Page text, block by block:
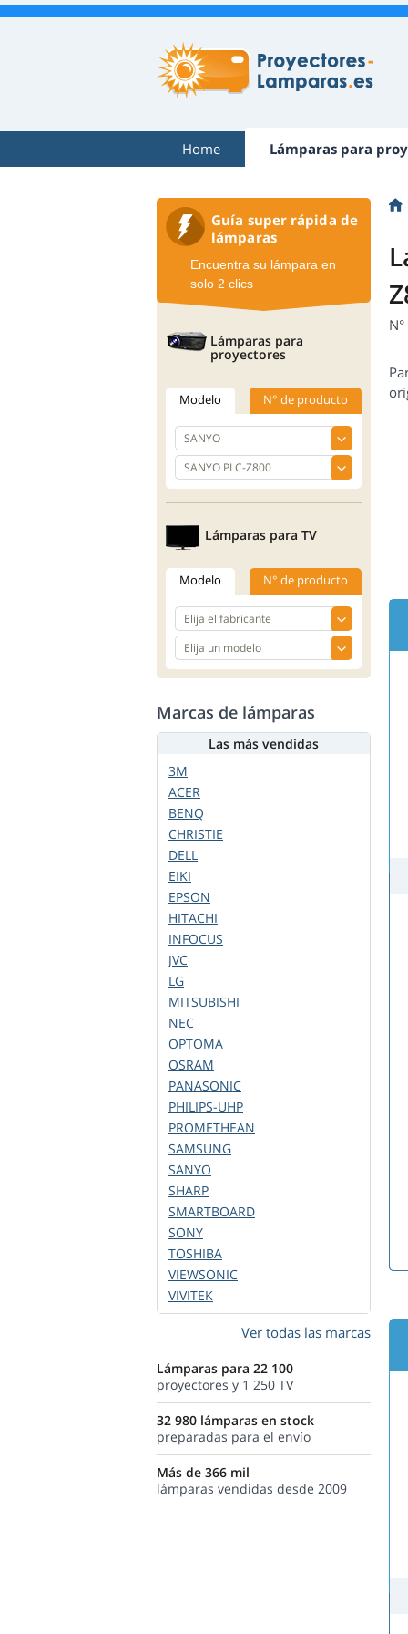
Home Lámparas para
Guía super rápida de
lámparas
Encuentra su lámpara en
solo 2 clics
Lámparas para
proyectores
Modelo N° de producto
Lámparas para TV
Modelo N° de producto
Marcas de lámparas
Las más vendidas
3M
ACER
BENQ
CHRISTIE
DELL
EIKI
EPSON
HITACHI
INFOCUS
JVC
LG
MITSUBISHI
NEC
OPTOMA
OSRAM
PANASONIC
PHILIPS-UHP
PROMETHEAN
SAMSUNG
SANYO
SHARP
SMARTBOARD
SONY
TOSHIBA
VIEWSONIC
VIVITEK
Ver todas las marcas
Lámparas para 22 100
proyectores y 1 250 TV
32 980 lámparas en stock
preparadas para el envío
Más de 366 mil
lámparas vendidas desde 2009